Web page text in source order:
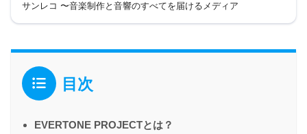
サンレコ 〜音楽制作と音響のすべてを届けるメディア
目次
EVERTONE PROJECTとは？